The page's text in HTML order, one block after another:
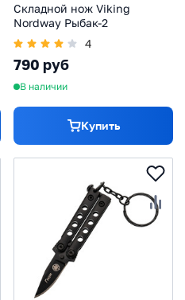
Складной нож Viking
Nordway Рыбак-2
4
790 руб
В наличии
Купить